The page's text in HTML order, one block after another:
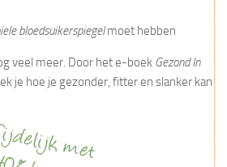
bloedsuikerspiegelmoet hebben
veel meer. Door het e-boek Gezond In
je hoe je gezonder, fitter en slanker kan